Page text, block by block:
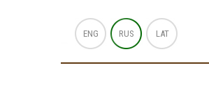
ENG RUS LAT